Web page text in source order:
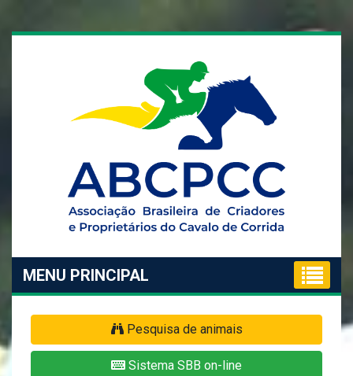
MENU PRINCIPAL
Pesquisa de animais
Sistema SBB on-line